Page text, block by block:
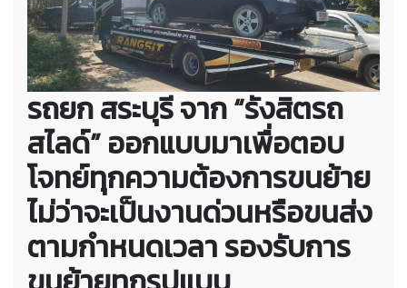
รถยก สระบุรี จาก “รังสิตรถ
สไลด์” ออกแบบมาเพื่อตอบ
โจทย์ทุกความต้องการขนย้าย
ไม่ว่าจะเป็นงานด่วนหรือขนส่ง
ตามกำหนดเวลา รองรับการ